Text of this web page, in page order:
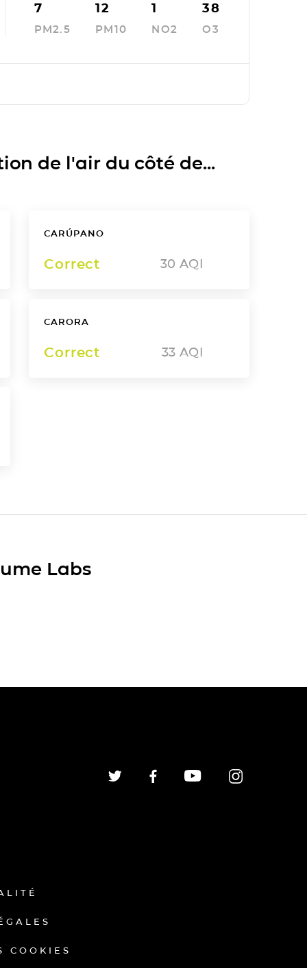
7
PM2.5
12
PM10
1
NO2
38
O3
de l'air du côté de...
CARÚPANO
Correct 30 AQI
CARORA
Correct 33 AQI
Labs
COOKIES